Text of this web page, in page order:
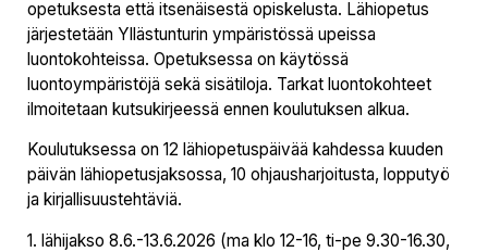
opetuksesta että itsenäisestä opiskelusta. Lähiopetus
järjestetään Yllästunturin ympäristössä upeissa
luontokohteissa. Opetuksessa on käytössä
luontoympäristöjä sekä sisätiloja. Tarkat luontokohteet
ilmoitetaan kutsukirjeessä ennen koulutuksen alkua.
Koulutuksessa on 12 lähiopetuspäivää kahdessa kuuden
päivän lähiopetusjaksossa, 10 ohjausharjoitusta, lopputyö
ja kirjallisuustehtäviä.
1. lähijakso 8.6.-13.6.2026 (ma klo 12-16, ti-pe 9.30-16.30,